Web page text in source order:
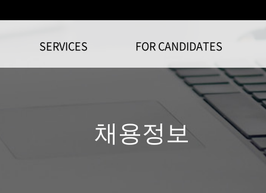
SERVICES FOR CANDIDATES
채용정보